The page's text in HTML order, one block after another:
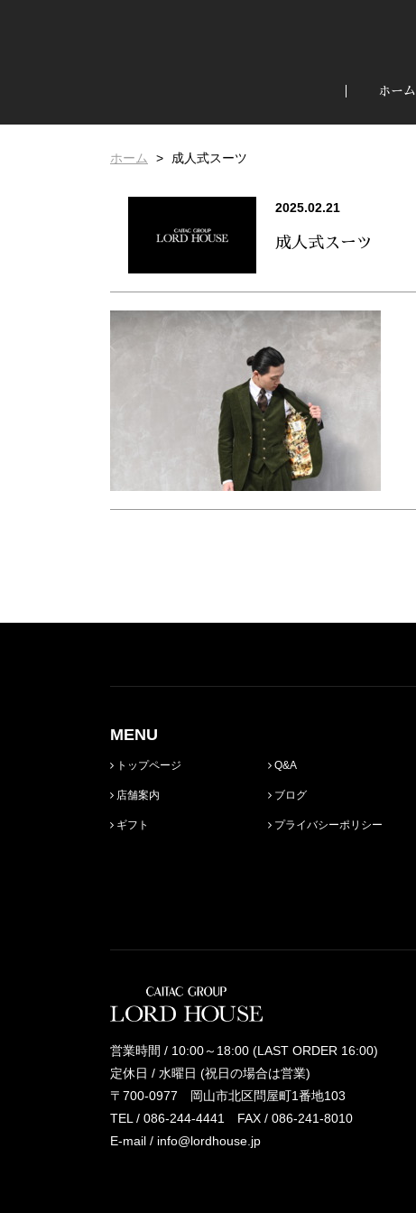
ホーム
ホーム 成人式スーツ
2025.02.21
成人式スーツ
MENU
トップページ
店舗案内
ギフト
Q&A
ブログ
プライバシーポリシー
営業時間 / 10:00～18:00 (LAST ORDER 16:00)
定休日 / 水曜日 (祝日の場合は営業)
〒700-0977 岡山市北区問屋町1番地103
TEL / 086-244-4441
FAX / 086-241-8010
E-mail / info@lordhouse.jp